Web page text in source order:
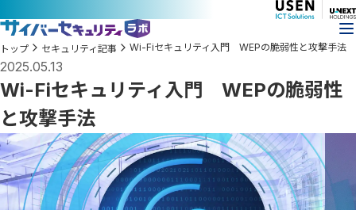
トップ セキュリティ記事 Wi-Fiセキュリティ入門 WEPの脆弱性と攻撃手法
2025.05.13
Wi-Fiセキュリティ入門 WEPの脆弱性
と攻撃手法